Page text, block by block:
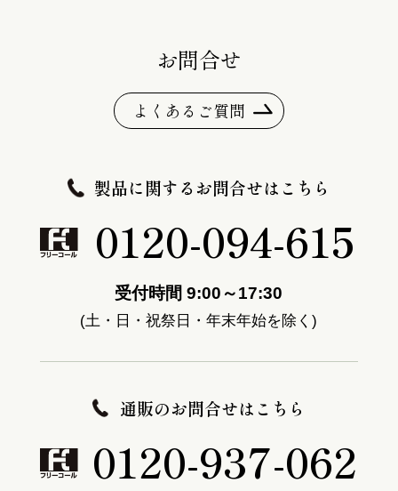
お問合せ
よくあるご質問
製品に関するお問合せはこちら
0120-094-615
受付時間 9:00～17:30
(土・日・祝祭日・年末年始を除く)
通販のお問合せはこちら
0120-937-062